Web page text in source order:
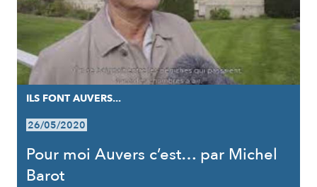
ILS FONT AUVERS...
26/05/2020
Pour moi Auvers c’est… par Michel
Barot